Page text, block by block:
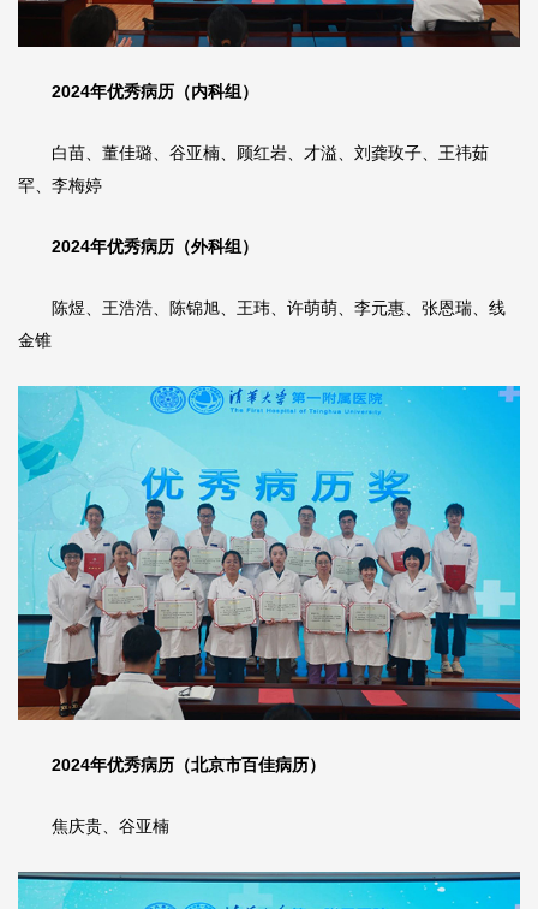
2024年优秀病历（内科组）
白苗、董佳璐、谷亚楠、顾红岩、 才溢 、刘龚玫子、王祎茹
罕、李梅婷
2024年优秀病历（外科组）
陈煜、王浩浩、陈锦旭、王玮、 许萌萌 、李元惠、张恩瑞、线
金锥
2024年优秀病历（北京市百佳病历）
焦庆贵、谷亚楠